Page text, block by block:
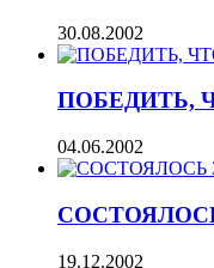
30.08.2002
ПОБЕДИТЬ,
04.06.2002
19.12.2002